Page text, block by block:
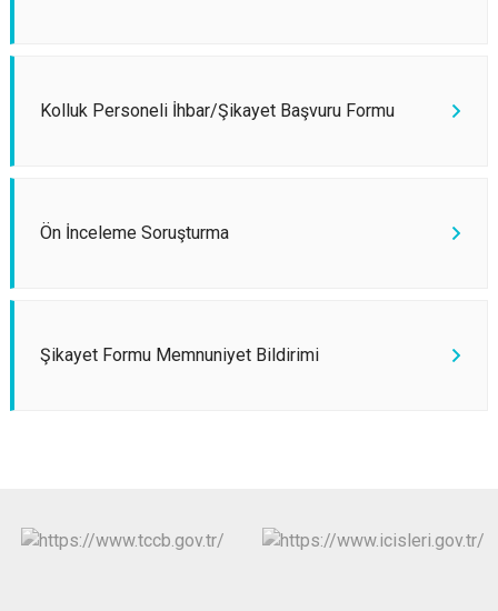
Kolluk Personeli İhbar/Şikayet Başvuru Formu
Ön İnceleme Soruşturma
Şikayet Formu Memnuniyet Bildirimi